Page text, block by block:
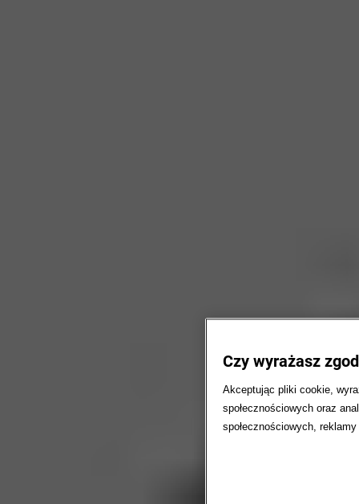
Czy wyrażasz
Akceptując pliki cookie,
społecznościowych oraz
społecznościowych,